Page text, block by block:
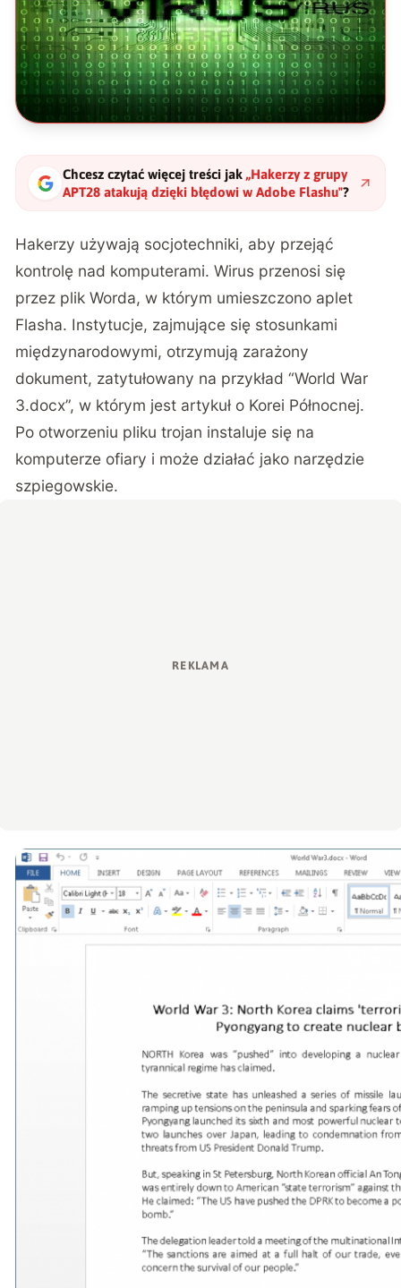
Chcesz czytać więcej treści jak „Hakerzy z grupy
APT28 atakują dzięki błędowi w Adobe Flashu"?
Hakerzy używają socjotechniki, aby przejąć
kontrolę nad komputerami. Wirus przenosi się
przez plik Worda, w którym umieszczono aplet
Flasha. Instytucje, zajmujące się stosunkami
międzynarodowymi, otrzymują zarażony
dokument, zatytułowany na przykład “World War
3.docx”, w którym jest artykuł o Korei Północnej.
Po otworzeniu pliku trojan instaluje się na
komputerze ofiary i może działać jako narzędzie
szpiegowskie.